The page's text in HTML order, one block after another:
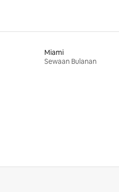
Miami
Sewaan Bulanan